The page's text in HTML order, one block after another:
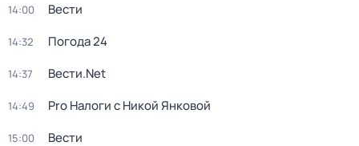
14:00 Вести
14:32 Погода 24
14:37 Вести.Net
14:49 Pro Налоги с Никой Янковой
15:00 Вести